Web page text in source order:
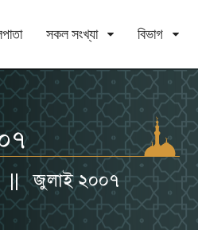
সকল সংখ্যা বিভাগ
|| জুলাই ২০০৭